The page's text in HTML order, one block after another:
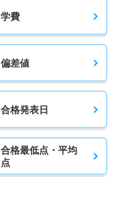
学費
偏差値
合格発表日
合格最低点・平均
点